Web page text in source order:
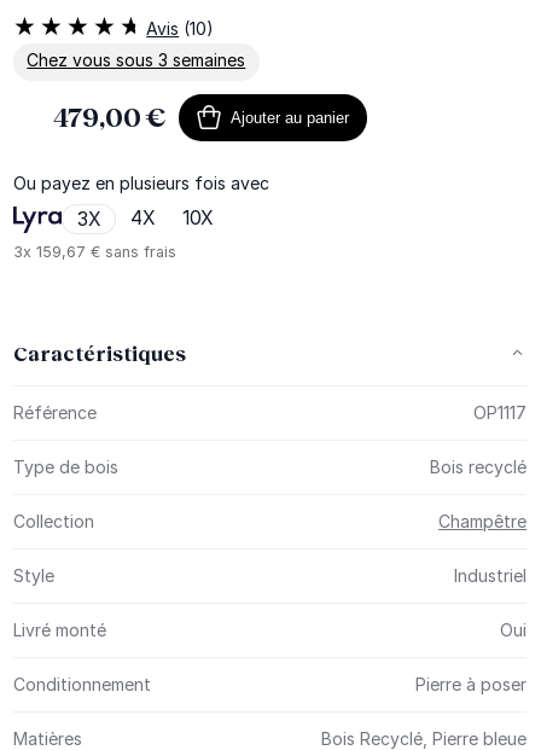
Avis (10)
Chez vous sous 3 semaines
En savoir plus sur la livraison
479,00 € Ajouter au panier
Ou payez en plusieurs fois avec
3X 4X 10X
3x159,67 € sans frais
Caractéristiques
Référence OP1117
Type de bois Bois recyclé
Collection Champêtre
Style Industriel
Livré monté Oui
Conditionnement Pierre à poser
Matières Bois Recyclé, Pierre bleue